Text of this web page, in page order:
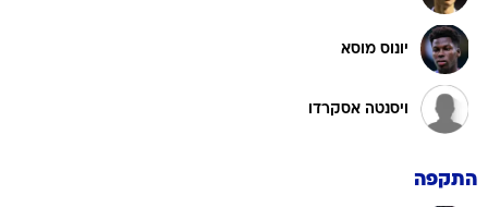
יונוס מוסא
ויסנטה אסקרדו
התקפה